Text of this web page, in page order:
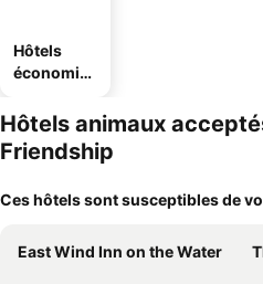
Hôtels
économiq
Hôtels animaux
Friendship
Ces hôtels sont susceptibles de
East Wind Inn on the Water